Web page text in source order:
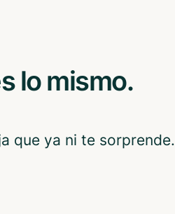
lo mismo.
que ya ni te sorprende.